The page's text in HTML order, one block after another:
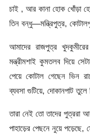
চাই , আর কানা হোক খোঁড়া
তিন বন্ধু—মন্ত্রিপুত্র,
আমাদের রাজপুত্র
মন্ত্রীমশাই কুমতলব দিয়ে
পেয়ে কোটাল গেছেন ভিন
ব্যবসা গুটিয়ে, দোকানপাট
তারা নেই তো তাদের পুত্ররা
পাহাড়ের পেছনে নুয়ে